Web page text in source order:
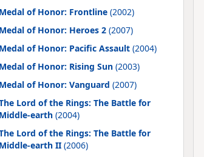
Medal of Honor: Frontline(2002)
Medal of Honor: Heroes 2(2007)
Medal of Honor: Pacific Assault(2004)
Medal of Honor: Rising Sun(2003)
Medal of Honor: Vanguard (2007)
Lord of the Rings: The Battle for
Middle-earth(2004)
Lord of the Rings: The Battle for
Middle-earth II(2006)